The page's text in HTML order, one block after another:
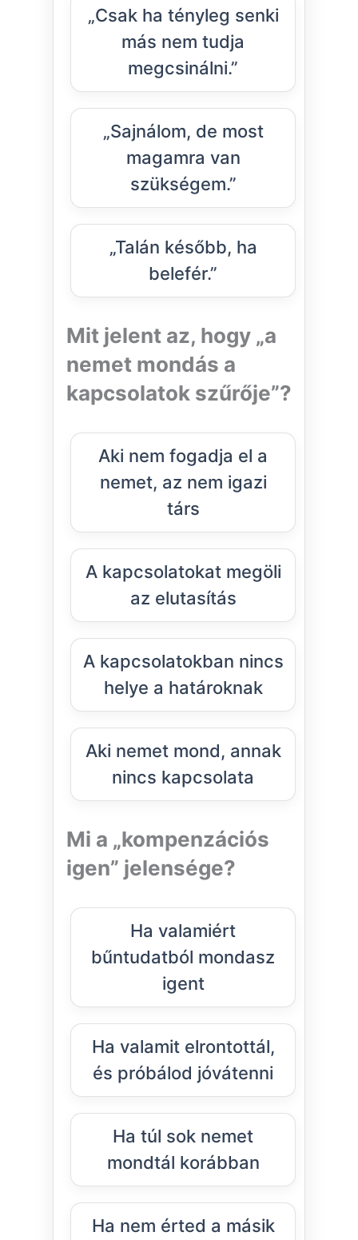
„Csak ha tényleg senki
más nem tudja
megcsinálni.”
„Sajnálom, de most
magamra van
szükségem.”
„Talán később, ha
belefér.”
Mit jelent az, hogy „a
nemet mondás a
kapcsolatok szűrője”?
Aki nem fogadja el a
nemet, az nem igazi
társ
A kapcsolatokat megöli
az elutasítás
A kapcsolatokban nincs
helye a határoknak
Aki nemet mond, annak
nincs kapcsolata
Mi a „kompenzációs
igen” jelensége?
Ha valamiért
bűntudatból mondasz
igent
Ha valamit elrontottál,
és próbálod jóvátenni
Ha túl sok nemet
mondtál korábban
Ha nem érted a másik